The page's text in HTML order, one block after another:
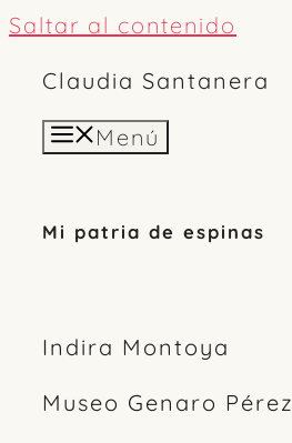
Saltar al contenido
Claudia Santanera
Menú
Mi patria de espinas
Indira Montoya
Museo Genaro Pérez